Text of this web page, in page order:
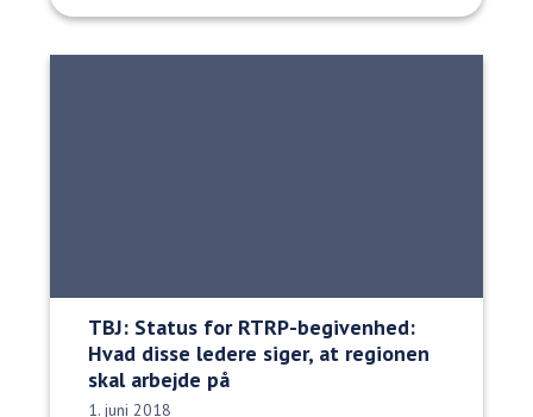
TBJ: Status for RTRP-begivenhed:
Hvad disse ledere siger, at regionen
skal arbejde på
Udgivelsesdato:
1. juni 2018